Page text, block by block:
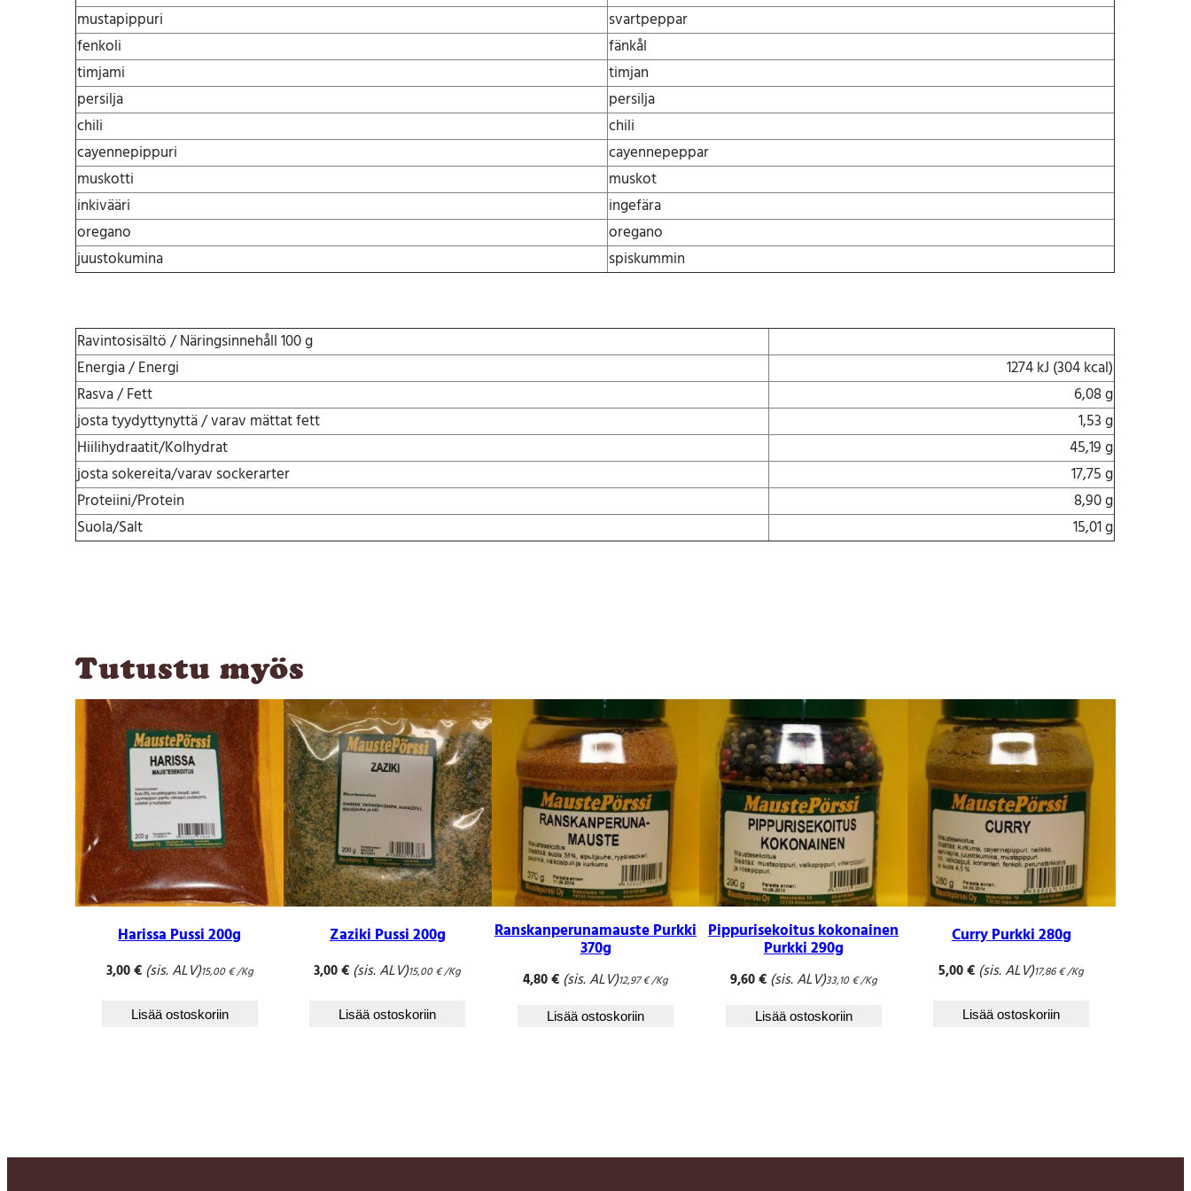
u
s
2
0
m
ä
ä
mustapippuri
svartpeppar
fenkoli
fänkål
timjami
timjan
persilja
persilja
chili
chili
cayennepippuri
cayennepeppar
muskotti
muskot
inkivääri
ingefära
oregano
oregano
juustokumina
spiskummin
Ravintosisältö / Näringsinnehåll 100 g
Energia / Energi
1274 kJ (304 kcal)
Rasva / Fett
6,08 g
josta tyydyttynyttä / varav mättat fett
1,53 g
Hiilihydraatit/Kolhydrat
45,19 g
josta sokereita/varav sockerarter
17,75 g
Proteiini/Protein
8,90 g
Suola/Salt
15,01 g
Tutustu myös
Harissa Pussi 200g
3,00€ (sis. ALV)15,00€/Kg
Lisää ostoskoriin
Zaziki Pussi 200g
3,00€ (sis. ALV)15,00€/Kg
Lisää ostoskoriin
Ranskanperunamauste Purkki
370g
4,80€ (sis. ALV)12,97€/Kg
Lisää ostoskoriin
Pippurisekoitus kokonainen
Purkki 290g
9,60€ (sis. ALV)33,10€/Kg
Lisää ostoskoriin
Curry Purkki 280g
5,00€ (sis. ALV)17,86€/Kg
Lisää ostoskoriin